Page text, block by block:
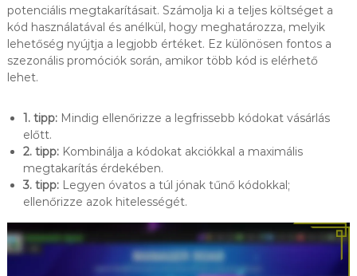
potenciális megtakarításait. Számolja ki a teljes költséget a
kód használatával és anélkül, hogy meghatározza, melyik
lehetőség nyújtja a legjobb értéket. Ez különösen fontos a
szezonális promóciók során, amikor több kód is elérhető
lehet.
1. tipp:Mindig ellenőrizze a legfrissebb kódokat vásárlás
előtt.
2. tipp:Kombinálja a kódokat akciókkal a maximális
megtakarítás érdekében.
3. tipp:Legyen óvatos a túl jónak tűnő kódokkal;
ellenőrizze azok hitelességét.